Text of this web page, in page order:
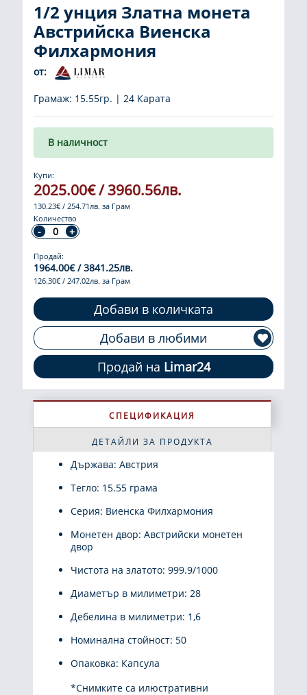
1/2 унция Златна монета
Австрийска Виенска
Филхармония
от:
Грамаж: 15.55гр. | 24 Карата
В наличност
Купи:
2025.00€ / 3960.56лв.
130.23€ / 254.71лв. за Грам
Количество
Продай:
1964.00€ / 3841.25лв.
126.30€ / 247.02лв. за Грам
Добави в количката
Добави в любими
Продай на Limar24
СПЕЦИФИКАЦИЯ
ДЕТАЙЛИ ЗА ПРОДУКТА
Държава: Австрия
Тегло: 15.55 грама
Серия: Виенска Филхармония
Монетен двор: Австрийски монетен
двор
Чистота на златото: 999.9/1000
Диаметър в милиметри: 28
Дебелина в милиметри: 1,6
Номинална стойност: 50
Опаковка: Капсула
*Снимките са илюстративни